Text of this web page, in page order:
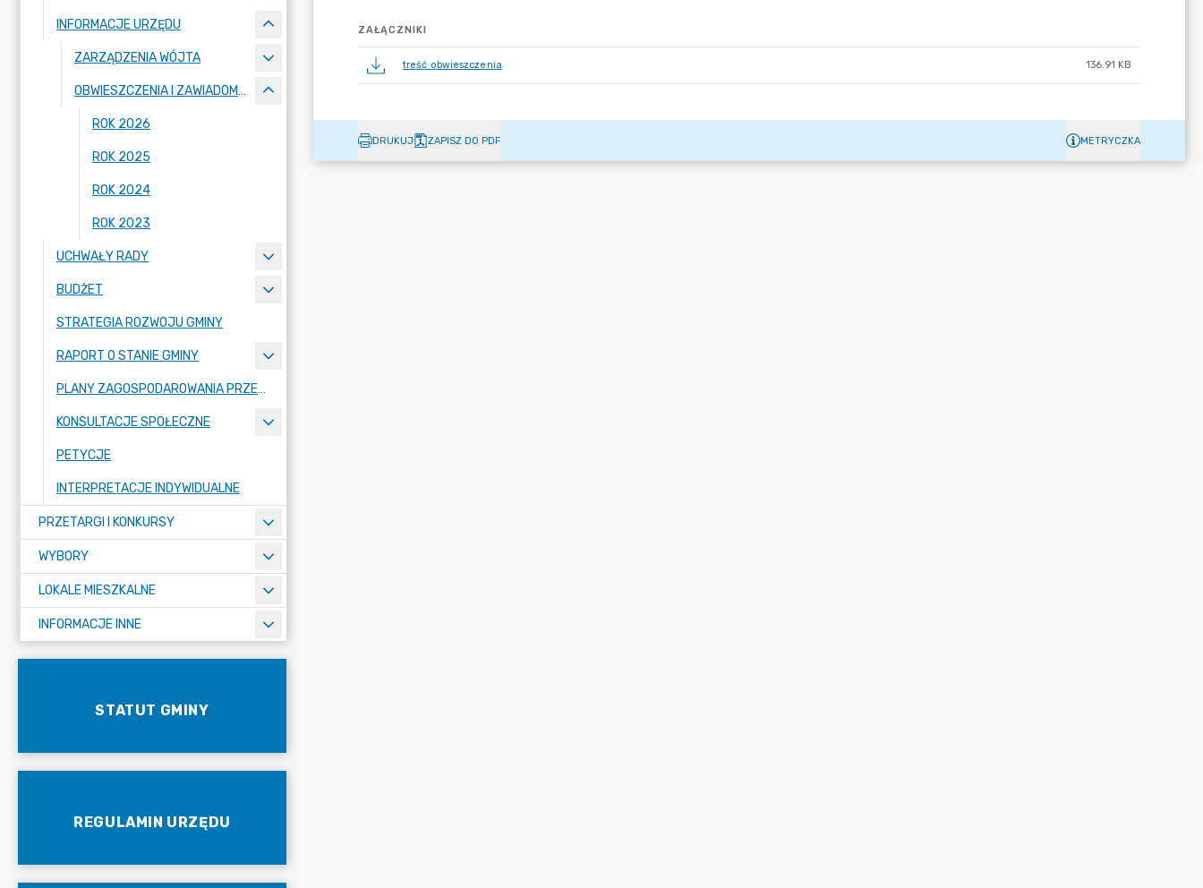
INFORMACJE URZĘDU
ZARZĄDZENIA WÓJTA
OBWIESZCZENIA I ZAWIADOMIENIA
ROK 2026
ROK 2025
ROK 2024
ROK 2023
UCHWAŁY RADY
BUDŻET
STRATEGIA ROZWOJU GMINY
RAPORT O STANIE GMINY
PLANY ZAGOSPODAROWANIA PRZESTRZENNEGO
KONSULTACJE SPOŁECZNE
PETYCJE
INTERPRETACJE INDYWIDUALNE
PRZETARGI I KONKURSY
WYBORY
LOKALE MIESZKALNE
INFORMACJE INNE
STATUT GMINY
REGULAMIN URZĘDU
ZAŁĄCZNIKI
treść obwieszczenia 136.91 KB
DRUKUJ ZAPISZ DO PDF METRYCZKA